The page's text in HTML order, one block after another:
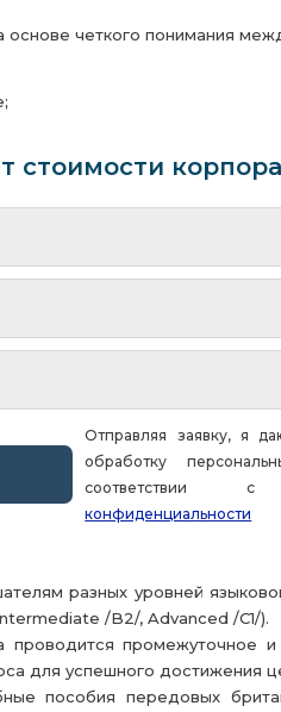
четкого понимания
стоимости
Отправляя заявку, я
обработку
конфиденциальности
разных уровней
/B2/, Advanced /C1/).
промежуточное
для успешного достижения
пособия передовых